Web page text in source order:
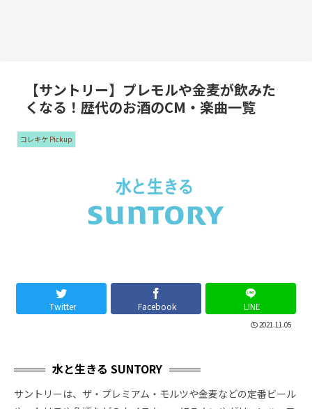
【サントリー】プレモルや金麦が飲みた
くなる！歴代のお酒のCM・楽曲一覧
コレキケ Pickup
Twitter Facebook LINE
2021.11.05
水と生きる SUNTORY
サントリーは、ザ・プレミアム・モルツや金麦などの定番ビール